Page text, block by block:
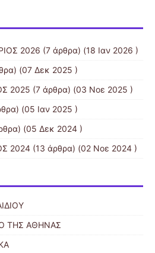
2026 (7 άρθρα) (18 Ιαν 2026 )
(07 Δεκ 2025 )
2025 (7 άρθρα) (03 Νοε 2025 )
(05 Ιαν 2025 )
(05 Δεκ 2024 )
2024 (13 άρθρα) (02 Νοε 2024 )
ΤΗΣ ΑΘΗΝΑΣ